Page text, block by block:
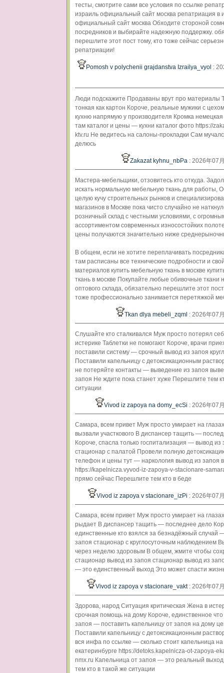
тесты, смотрите сами все условия по ссылке
израиль официальный сайт москва репатриация в
официальный сайт москва Обходите стороной
посредников и выбирайте надежную поддержку.
перешлите этот пост тому, кто тоже сейчас
репатриации!
Pomosh v polychenii grajdanstva Izrailya_vyol :
Люди подскажите Продаваны врут про материалы
тонкая как картон Короче, реальные мужики с
кухню напрямую у производителя Кромка
там каталог и цены — кухни каталог фото https://
ktv.ru Не ведитесь на салоны-прокладки Сам
делюсь
Zakazat kyhnu_nbPa : 2026年07
Мастера-мебельщики, отзовитесь кто откуда.
искать нормальную мебельную ткань для работы,
целую кучу строительных рынков и
магазинов в Москве пока чисто случайно не
розничный склад с честными условиями, с
ассортиментом современных износостойких
цены получаются значительно ниже
В общем, если не хотите переплачивать
там расписаны все технические подробности и
материалов купить мебельную ткань в москве
ткань в москве Покупайте любые обивочные ткани
оптового склада, обязательно перешлите этот
тоже профессионально занимается перетяжкой
Tkan dlya mebeli_zqml : 2026年07
Слушайте кто сталкивался Муж просто потерял
истерике Таблетки не помогают Короче, врачи
поставили систему — срочный вывод из запоя
Поставили капельницу с детоксикационным
не потеряйте контакты — выведение из запоя
запоя Не ждите пока станет хуже Перешлите тем
ситуации
Vivod iz zapoya na domy_ecSi : 2026年07
Самара, всем привет Муж просто умирает на
вызвали участкового В диспансер тащить —
Короче, спасла только госпитализация — вывод из
стационар с палатой Провели полную
телефон и цены тут — наркология вывод из запоя
https://kapelnicza.vyvod-iz-zapoya-v-stacionare-
прямо сейчас Перешлите тем кто в беде
Vivod iz zapoya v stacionare_izPi : 2026年07
Самара, всем привет Муж просто умирает на
рыдает В диспансер тащить — последнее дело
единственные кто взялся за безнадёжный случай
запоя стационар с круглосуточным наблюдением
через неделю здоровым В общем, жмите чтобы
стационар вывод из запоя стационар вывод из
— это единственный выход Это может спасти
Vivod iz zapoya v stacionare_vakt: 2026年07
Здорова, народ Ситуация критическая Жена в
срочная помощь на дому Короче, единственное
запоя — поставить капельницу от запоя на дому
Поставили капельницу с детоксикационным
вся инфа по ссылке — сколько стоит капельница
екатеринбурге https://detoks.kapelnicza-ot-zapoya-
nmx.ru Капельница от запоя — это реальный
тем кто в такой же ситуации